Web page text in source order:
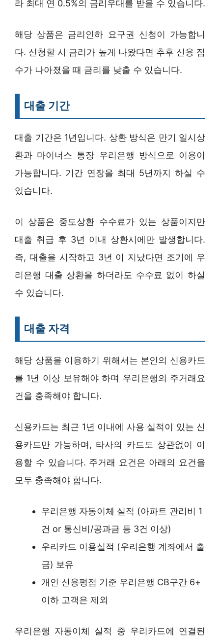
라 최대 연 0.5%의 금리우대를 받을 수 있습니다.
해당 상품은 금리인하 요구권 신청이 가능합니
다. 신청할 시 금리가 높게 나왔다면 추후 신용 점
수가 나아졌을 때 금리를 낮출 수 있습니다.
대출 기간
대출 기간은 1년입니다. 상환 방식은 만기 일시상
환과 마이너스 통장 우리은행 방식으로 이용이
가능합니다. 기간 연장을 최대 5년까지 하실 수
있습니다.
이 상품은 중도상환 수수료가 있는 상품이지만
대출 취급 후 3년 이내 상환시에만 발생합니다.
즉, 대출을 시작하고 3년 이 지났다면 조기에 우
리은행 대출 상환을 하더라도 수수료 없이 하실
수 있습니다.
대출 자격
해당 상품을 이용하기 위해서는 본인의 신용카드
를 1년 이상 보유해야 하며 우리은행의 주거래요
건을 충족해야 합니다.
신용카드는 최근 1년 이내에 사용 실적이 있는 신
용카드만 가능하며, 타사의 카드도 상관없이 이
용할 수 있습니다. 주거래 요건은 아래의 요건을
모두 충족해야 합니다.
우리은행 자동이체 실적 (아파트 관리비 1
건 or 통신비/공과금 등 3건 이상)
우리카드 이용실적 (우리은행 계좌에서 출
금) 보유
개인 신용평점 기준 우리은행 CB구간 6+
이하 고객은 제외
우리은행 자동이체 실적 중 우리카드에 연결된